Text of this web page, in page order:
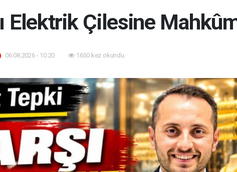
Elektrik Çilesine
06.08.2026 - 10:20 1650 kez okundu.